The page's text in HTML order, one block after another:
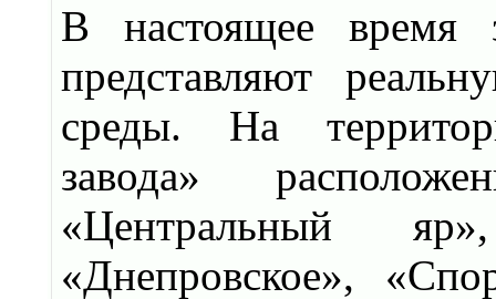
В настоящее время
представляют
среды. На
завода»
«Центральный
«Днепровское»,